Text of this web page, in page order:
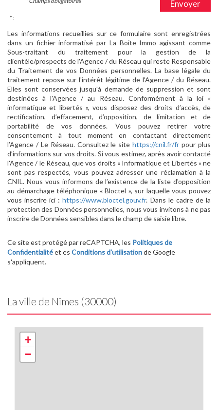
Envoyer
* :
Les informations recueillies sur ce formulaire sont enregistrées
dans un fichier informatisé par La Boite Immo agissant comme
Sous-traitant du traitement pour la gestion de la
clientèle/prospects de l'Agence / du Réseau qui reste Responsable
du Traitement de vos Données personnelles. La base légale du
traitement repose sur l'intérêt légitime de l'Agence / du Réseau.
Elles sont conservées jusqu'à demande de suppression et sont
destinées à l'Agence / au Réseau. Conformément à la loi «
informatique et libertés », vous disposez des droits d’accès, de
rectification, d’effacement, d’opposition, de limitation et de
portabilité de vos données. Vous pouvez retirer votre
consentement à tout moment en contactant directement
l’Agence / Le Réseau. Consultez le sitehttps://cnil.fr/fr pour plus
d’informations sur vos droits. Si vous estimez, après avoir contacté
l'Agence / le Réseau, que vos droits « Informatique et Libertés » ne
sont pas respectés, vous pouvez adresser une réclamation à la
CNIL. Nous vous informons de l’existence de la liste d'opposition
au démarchage téléphonique « Bloctel », sur laquelle vous pouvez
vous inscrire ici :https://www.bloctel.gouv.fr. Dans le cadre de la
protection des Données personnelles, nous vous invitons à ne pas
inscrire de Données sensibles dans le champ de saisie libre.
Ce site est protégé par reCAPTCHA, les Politiques de
Confidentialitéet es Conditions d'utilisationde Google
s'appliquent.
La ville de Nîmes (30000)
+
−